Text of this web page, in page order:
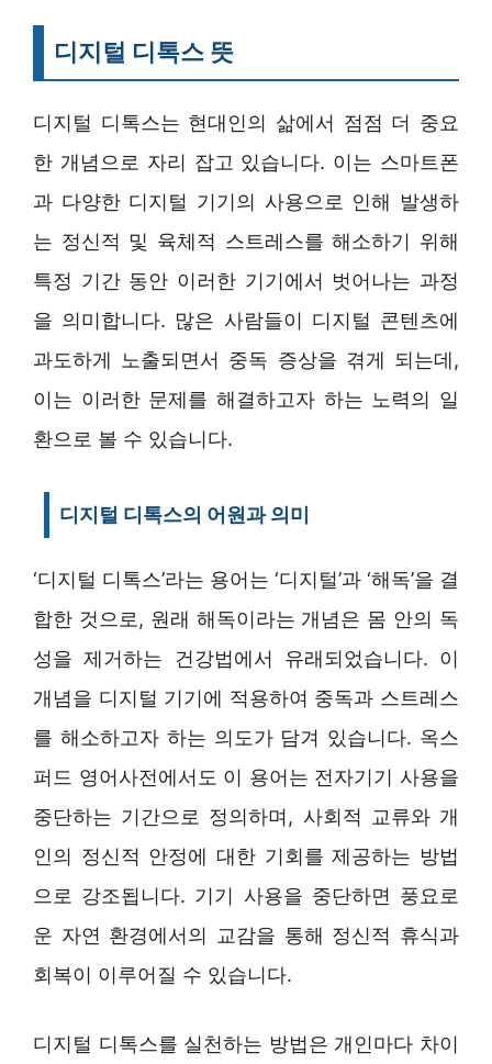
디지털 디톡스 뜻
디지털 디톡스는 현대인의 삶에서 점점 더 중요
한 개념으로 자리 잡고 있습니다. 이는 스마트폰
과 다양한 디지털 기기의 사용으로 인해 발생하
는 정신적 및 육체적 스트레스를 해소하기 위해
특정 기간 동안 이러한 기기에서 벗어나는 과정
을 의미합니다. 많은 사람들이 디지털 콘텐츠에
과도하게 노출되면서 중독 증상을 겪게 되는데,
이는 이러한 문제를 해결하고자 하는 노력의 일
환으로 볼 수 있습니다.
디지털 디톡스의 어원과 의미
‘디지털 디톡스’라는 용어는 ‘디지털’과 ‘해독’을 결
합한 것으로, 원래 해독이라는 개념은 몸 안의 독
성을 제거하는 건강법에서 유래되었습니다. 이
개념을 디지털 기기에 적용하여 중독과 스트레스
를 해소하고자 하는 의도가 담겨 있습니다. 옥스
퍼드 영어사전에서도 이 용어는 전자기기 사용을
중단하는 기간으로 정의하며, 사회적 교류와 개
인의 정신적 안정에 대한 기회를 제공하는 방법
으로 강조됩니다. 기기 사용을 중단하면 풍요로
운 자연 환경에서의 교감을 통해 정신적 휴식과
회복이 이루어질 수 있습니다.
디지털 디톡스를 실천하는 방법은 개인마다 차이